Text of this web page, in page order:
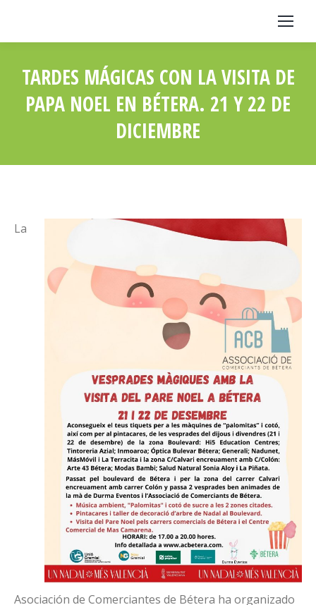
TARDES MÁGICAS CON LA VISITA DE
PAPA NOEL EN BÉTERA. 21 Y 22 DE
DICIEMBRE
La
Asociación de Comerciantes de Bétera ha organizado